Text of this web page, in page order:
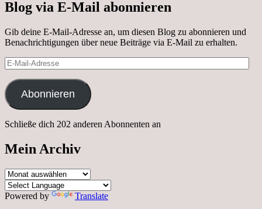
Blog via E-Mail abonnieren
Gib deine E-Mail-Adresse an, um diesen Blog zu abonnieren und
Benachrichtigungen über neue Beiträge via E-Mail zu erhalten.
E-
Mail-
Adresse
Abonnieren
Schließe dich 202 anderen Abonnenten an
Mein Archiv
Mein
Archiv
Powered by
Translate